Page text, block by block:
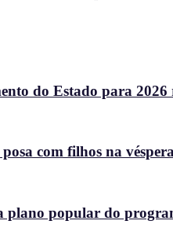
do Estado para
com filhos na
plano popular do